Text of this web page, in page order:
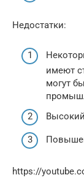
Недостатки:
имеют
могут
https://